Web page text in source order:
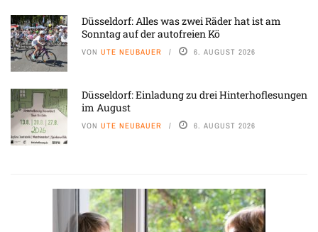
Düsseldorf: Alles was zwei Räder hat ist am
Sonntag auf der autofreien Kö
VON UTE NEUBAUER 6. AUGUST 2026
Düsseldorf: Einladung zu drei Hinterhoflesungen
im August
VON UTE NEUBAUER 6. AUGUST 2026